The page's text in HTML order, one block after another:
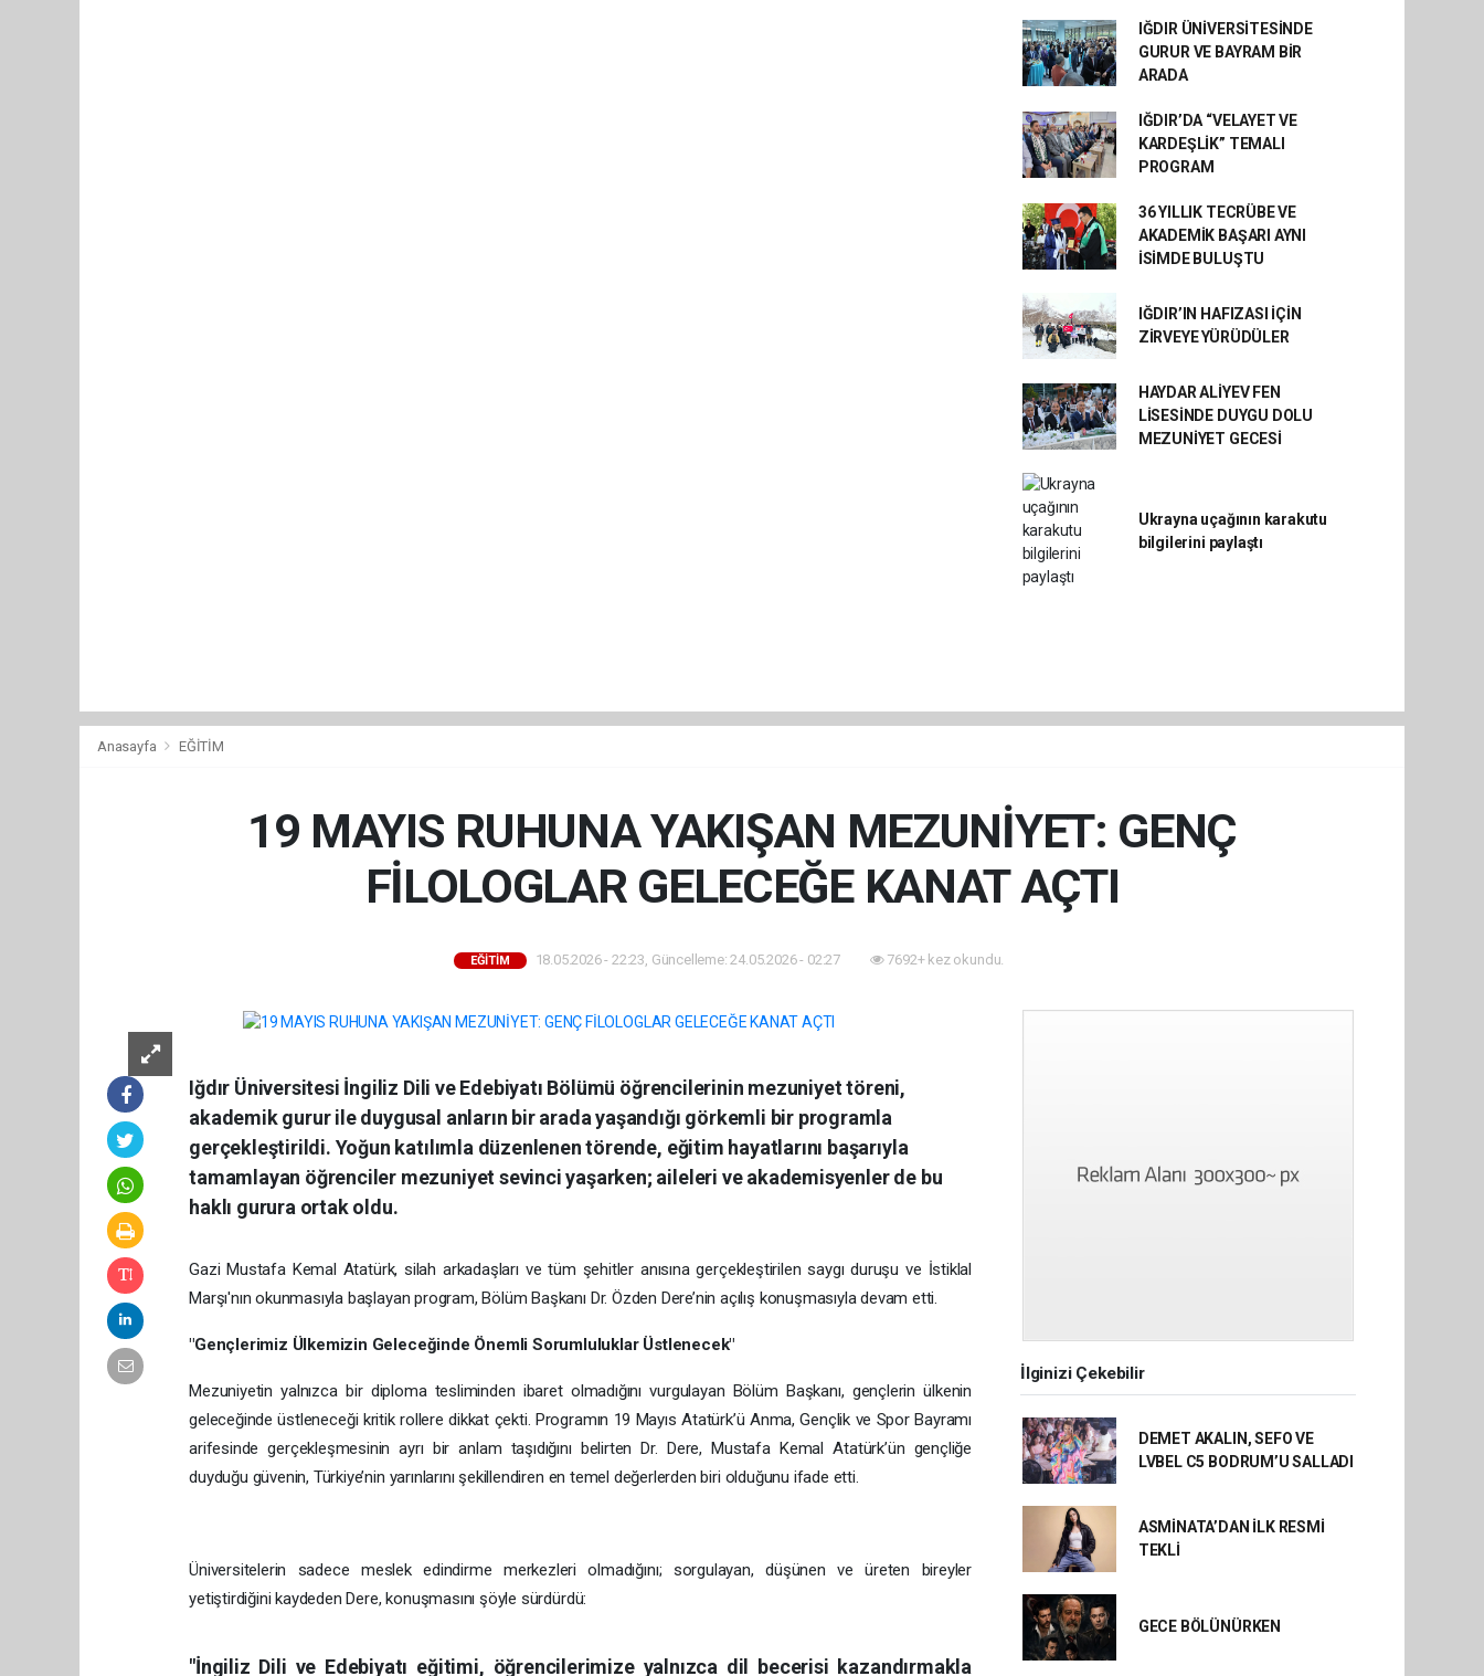
IĞDIR ÜNİVERSİTESİNDE
GURUR VE BAYRAM BİR
ARADA
IĞDIR’DA “VELAYET VE
KARDEŞLİK” TEMALI
PROGRAM
36 YILLIK TECRÜBE VE
AKADEMİK BAŞARI AYNI
İSİMDE BULUŞTU
IĞDIR’IN HAFIZASI İÇİN
ZİRVEYE YÜRÜDÜLER
HAYDAR ALİYEV FEN
LİSESİNDE DUYGU DOLU
MEZUNİYET GECESİ
Ukrayna uçağının karakutu
bilgilerini paylaştı
Anasayfa EĞİTİM
19 MAYIS RUHUNA YAKIŞAN MEZUNİYET: GENÇ
FİLOLOGLAR GELECEĞE KANAT AÇTI
EĞİTİM 18.05.2026 - 22:23, Güncelleme: 24.05.2026 - 02:27 7692+ kez okundu.
Iğdır Üniversitesi İngiliz Dili ve Edebiyatı Bölümü öğrencilerinin mezuniyet töreni,
akademik gurur ile duygusal anların bir arada yaşandığı görkemli bir programla
gerçekleştirildi. Yoğun katılımla düzenlenen törende, eğitim hayatlarını başarıyla
tamamlayan öğrenciler mezuniyet sevinci yaşarken; aileleri ve akademisyenler de bu
haklı gurura ortak oldu.
Gazi Mustafa Kemal Atatürk, silah arkadaşları ve tüm şehitler anısına gerçekleştirilen saygı duruşu ve İstiklal
Marşı'nın okunmasıyla başlayan program, Bölüm Başkanı Dr. Özden Dere’nin açılış konuşmasıyla devam etti.
"Gençlerimiz Ülkemizin Geleceğinde Önemli Sorumluluklar Üstlenecek"
Mezuniyetin yalnızca bir diploma tesliminden ibaret olmadığını vurgulayan Bölüm Başkanı, gençlerin ülkenin
geleceğinde üstleneceği kritik rollere dikkat çekti. Programın 19 Mayıs Atatürk’ü Anma, Gençlik ve Spor Bayramı
arifesinde gerçekleşmesinin ayrı bir anlam taşıdığını belirten Dr. Dere, Mustafa Kemal Atatürk’ün gençliğe
duyduğu güvenin, Türkiye’nin yarınlarını şekillendiren en temel değerlerden biri olduğunu ifade etti.
Üniversitelerin sadece meslek edindirme merkezleri olmadığını; sorgulayan, düşünen ve üreten bireyler
yetiştirdiğini kaydeden Dere, konuşmasını şöyle sürdürdü:
"İngiliz Dili ve Edebiyatı eğitimi, öğrencilerimize yalnızca dil becerisi kazandırmakla
İlginizi Çekebilir
DEMET AKALIN, SEFO VE
LVBEL C5 BODRUM’U SALLADI
ASMİNATA’DAN İLK RESMİ
TEKLİ
GECE BÖLÜNÜRKEN